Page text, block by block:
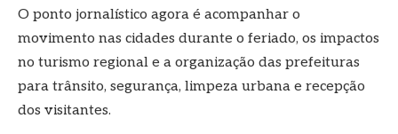
O ponto jornalístico agora é acompanhar o
movimento nas cidades durante o feriado, os impactos
no turismo regional e a organização das prefeituras
para trânsito, segurança, limpeza urbana e recepção
dos visitantes.